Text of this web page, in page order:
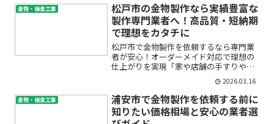
金物・板金工事
松戸市の金物製作なら実績豊富な
製作専門業者へ！高品質・短納期
で理想をカタチに
松戸市で金物製作を依頼するなら専門業
者が安心！オーダーメイド対応で理想の
仕上がりを実現「家や店舗の手すりや門
扉をオーダーメイドしたい」「市販品で
はサイズやデザインが合わない」「金物
のメンテナンスや修理も信頼できる業者
に頼みたい」――こうした...
2026.03.16
金物・板金工事
浦安市で金物製作を依頼する前に
知りたい価格相場と安心の業者選